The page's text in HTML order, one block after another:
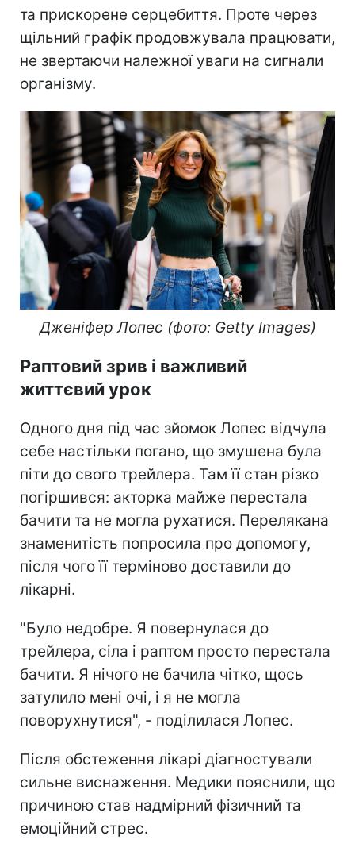
та прискорене серцебиття. Проте через
щільний графік продовжувала працювати,
не звертаючи належної уваги на сигнали
організму.
Дженіфер Лопес (фото: Getty Images)
Раптовий зрив і важливий
життєвий урок
Одного дня під час зйомок Лопес відчула
себе настільки погано, що змушена була
піти до свого трейлера. Там її стан різко
погіршився: акторка майже перестала
бачити та не могла рухатися. Перелякана
знаменитість попросила про допомогу,
після чого її терміново доставили до
лікарні.
"Було недобре. Я повернулася до
трейлера, сіла і раптом просто перестала
бачити. Я нічого не бачила чітко, щось
затулило мені очі, і я не могла
поворухнутися", - поділилася Лопес.
Після обстеження лікарі діагностували
сильне виснаження. Медики пояснили, що
причиною став надмірний фізичний та
емоційний стрес.